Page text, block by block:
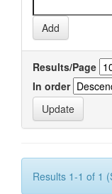
Results/Page
In order
Results 1-1 of 1